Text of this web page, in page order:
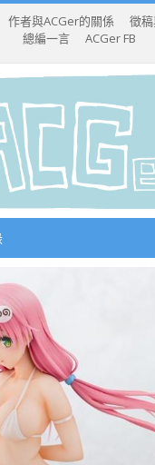
作者與ACGer的關係
徵
總編一言
ACGer FB